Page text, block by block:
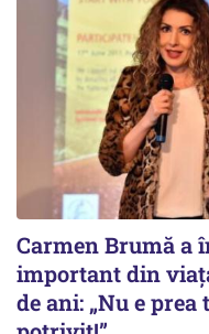
Carmen Brumă a
important din
de ani: „Nu e